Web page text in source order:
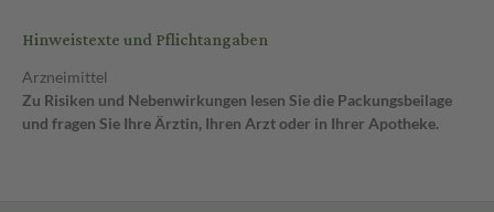
Hinweistexte und Pflichtangaben
Arzneimittel
Zu Risiken und Nebenwirkungen lesen Sie die Packungsbeilage
und fragen Sie Ihre Ärztin, Ihren Arzt oder in Ihrer Apotheke.